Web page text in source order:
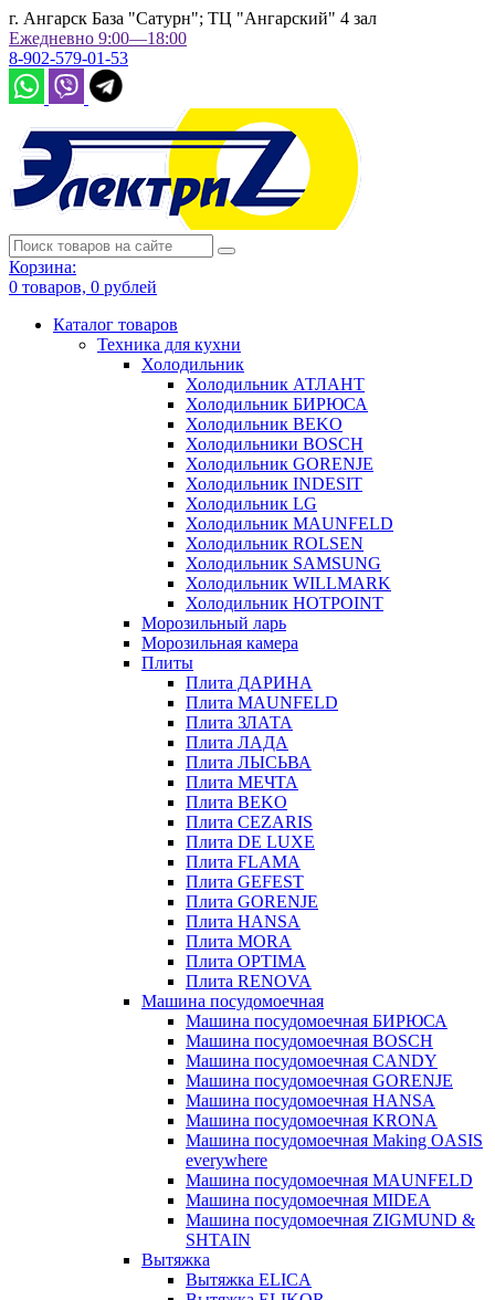
г. Ангарск База "Сатурн"; ТЦ "Ангарский" 4 зал
Ежедневно 9:00—18:00
8-902-579-01-53
Корзина:
0 товаров, 0 рублей
Каталог товаров
Техника для кухни
Холодильник
Холодильник АТЛАНТ
Холодильник БИРЮСА
Холодильник BEKO
Холодильники BOSCH
Холодильник GORENJE
Холодильник INDESIT
Холодильник LG
Холодильник MAUNFELD
Холодильник ROLSEN
Холодильник SAMSUNG
Холодильник WILLMARK
Холодильник HOTPOINT
Морозильный ларь
Морозильная камера
Плиты
Плита ДАРИНА
Плита MAUNFELD
Плита ЗЛАТА
Плита ЛАДА
Плита ЛЫСЬВА
Плита МЕЧТА
Плита BEKO
Плита CEZARIS
Плита DE LUXE
Плита FLAMA
Плита GEFEST
Плита GORENJE
Плита HANSA
Плита MORA
Плита OPTIMA
Плита RENOVA
Машина посудомоечная
Машина посудомоечная БИРЮСА
Машина посудомоечная BOSCH
Машина посудомоечная CANDY
Машина посудомоечная GORENJE
Машина посудомоечная HANSA
Машина посудомоечная KRONA
Машина посудомоечная Making OASIS
everywhere
Машина посудомоечная MAUNFELD
Машина посудомоечная MIDEA
Машина посудомоечная ZIGMUND &
SHTAIN
Вытяжка
Вытяжка ELICA